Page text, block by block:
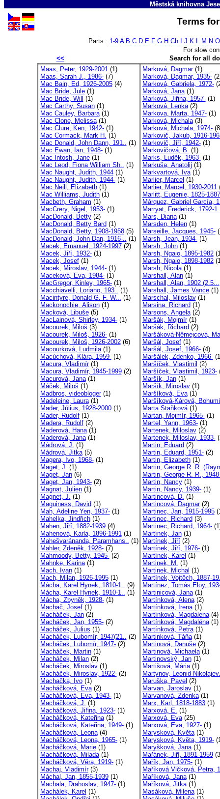
Městská knihovna
Terms
Parts : 1-9 A B C D E F G H Ch J K L M N O
For slow
<<
Search for all
Maas, Peter, 1929-2001(1)
Maas, Sarah J., 1986-(7)
Mac Bain, Ed, 1926-2005(4)
Mac Bride, Jule(1)
Mac Bride, Will
(1)
Mac Carthy, Susan(1)
Mac Cauley, Barbara(1)
Mac Clone, Melissa(1)
Mac Clure, Ken, 1942-(1)
Mac Cormack, Mark H. (1)
Mac Donald, John Dann, 191.. (1)
Mac Ewan, Ian, 1948-(1)
Mac Intosh, Jane(1)
Mac Leod, Fiona William Sh.. (1)
Mac Naught, Judith, 1944(1)
Mac Naught, Judith, 1944-(1)
Mac Neill, Elizabeth(1)
Mac Williams, Judith(1)
Macbeth, Graham (1)
MacCrery, Nigel, 1953-(1)
MacDonald, Betty(2)
MacDonald, Betty Bard (1)
MacDonald, Betty, 1908-1958(5)
MacDonald, John Dan, 1916-.. (1)
Macek, Emanuel, 1924-1997(2)
Macek, Jiří, 1932-(1)
Macek, Josef(1)
Macek, Miroslav, 1944-(1)
Maceková, Eva, 1984-(1)
MacGregor, Kinley, 1965-(1)
Macchiavelli, Loriano, 193.. (1)
Macintyre, Donald G. F. W... (1)
Mackonochie, Alison(1)
Macková, Libuše(5)
MacLainová, Shirley, 1934-(1)
Macourek, Miloš (3)
Macourek, Miloš, 1926-(1)
Macourek, Miloš, 1926-2002(6)
Macourková, Ludmila(1)
Macúchová, Klára, 1959-(1)
Macura, Vladimír(1)
Macura, Vladimír, 1945-1999(2)
Macurová, Jana(1)
Máček, Miloš (1)
Madbros, videobloger(1)
Madeleine, Laura(1)
Mader, Július, 1928-2000(1)
Mader, Rudolf(1)
Madera, Rudolf(2)
Maderová, Hana(1)
Maderová, Jana(1)
Mádrová, J. (1)
Mádrová, Jitka(5)
Magera, Ivo, 1968-(1)
Maget, J. (1)
Maget, Jan(6)
Maget, Jan, 1943-(2)
Magnat, Julien(1)
Magnet, J. (1)
Maguiness, David (1)
Mah, Adeline Yen, 1937-(1)
Mahelka, Jindřich(1)
Mahen, Jiří, 1882-1939(4)
Mahenová, Karla, 1896-1991(1)
Mahešvaránanda, Paramhans.. (1)
Mahler, Zdeněk, 1928-(7)
Mahmoody, Betty, 1945-(2)
Mahnke, Karina(1)
Mach, Ivan(1)
Mach, Milan, 1926-1995(1)
Mácha, Karel Hynek, 1810-1.. (9)
Mácha, Karel Hynek, 1910-1.. (1)
Mácha, Zbyněk, 1928-(1)
Machač, Josef(1)
Macháček, Jan(2)
Macháček, Jan, 1955-(2)
Macháček, Julius (1)
Macháček, Lubomír, 1947(21.. (2)
Macháček, Lubomír, 1947-(2)
Macháček, Martin(1)
Macháček, Milan(2)
Macháček, Miroslav(1)
Macháček, Miroslav, 1922-(2)
Machačka, Ivo(1)
Macháčková, Eva(2)
Macháčková, Eva, 1943-(1)
Macháčková, J. (1)
Macháčková, Jiřina, 1923-(1)
Macháčková, Kateřina(1)
Macháčková, Kateřina, 1949-(1)
Macháčková, Leona(4)
Macháčková, Leona, 1965-(1)
Macháčková, Marie(1)
Macháčková, Milada(1)
Macháčková, Věra, 1919-(1)
Machaj, Vladimír(3)
Máchal, Jan, 1855-1939(1)
Machala, Drahoslav, 1947-(1)
Machálek, Karel (1)
Marková, Dagmar(1)
Marková, Dagmar, 1935-
Marková, Gabriela, 1972-
Marková, Jana(1)
Marková, Jiřina, 1957-(1)
Marková, Lenka(2)
Markova, Marta, 1947-(1)
Marková, Michala(3)
Marková, Michala, 1974-
Markovič, Jakub, 1916-
Markovič, Jiří, 1942-(1)
Markovičová, B. (1)
Marks, Luděk, 1963-(1)
Markuša, Anatolij (1)
Markvartová, Iva(1)
Marlier, Marcel (1)
Marlier, Marcel, 1930-2011
Marlitt, Eugenie, 1825-1887
Márquez, Gabriel García,
Marryat, Frederick, 1792-
Mars, Diana(1)
Marsden, Helen(1)
Marseille, Jacques, 1945-
Marsh, Jean, 1934-(1)
Marsh, John(1)
Marsh, Ngaio, 1895-1982
Marsh, Ngaio, 1898-1982
Marsh, Nicola(1)
Marshall, Alan(1)
Marshall, Alan, 1902 (2.5...
Marshall, James Vance(1)
Marschal, Miloslav(1)
Marsina, Richard (1)
Marsons, Angela(2)
Maršák, Mojmír(1)
Maršák, Richard (2)
Maršáková-Němejcová,
Maršál, Josef(1)
Maršál, Josef, 1966-(4)
Maršálek, Zdenko, 1966-
Maršíček, Vlastimil (2)
Maršíček, Vlastimil, 1923-
Maršík, Jan(1)
Maršík, Miroslav(1)
Maršíková, Eva(1)
Maršíková-Kárová,
Marta Staňková(1)
Martan, Mojmír, 1965-(1)
Martel, Yann, 1963-(1)
Martenek, Miloslav(2)
Martenek, Miloslav, 1933-
Martin, Eduard (2)
Martin, Eduard, 1951-(2)
Martin, Elizabeth(1)
Martin, George R. R.
Martin, George R. R.,
Martin, Nancy(1)
Martin, Nancy, 1939-(1)
Martincová, D. (1)
Martincová, Dagmar(2)
Martinec, Jan, 1915-1995
Martinec, Richard (3)
Martinec, Richard, 1964-
Martínek, Jan(1)
Martínek, Jiří(2)
Martínek, Jiří, 1976-(1)
Martínek, Karel (1)
Martinek, M. (1)
Martinek, Michal (1)
Martínek, Vojtěch, 1887-
Martínez, Tomás Eloy,
Martinicová, Jana(1)
Martínková, Alena(2)
Martínková, Irena(1)
Martínková, Magdalena(4)
Martínková, Magdaléna(1)
Martínková, Petra(1)
Martinková, Táňa(1)
Martinová, Danuše(2)
Martinová, Michaela(1)
Martinovský, Jan(1)
Martišová, Mária(1)
Martynov, Leonid
Maruška, Pavel (2)
Marvan, Jaroslav(1)
Marvanová, Zdenka(1)
Marx, Karl, 1818-1883(1)
Marxová, E. (1)
Marxová, Eva(25)
Marxová, Eva, 1927-(1)
Marysková, Květa(1)
Marysková, Květa, 1919-
Maryšková, Jana(1)
Mařánek, Jiří, 1891-1959
Mařík, Jan, 1975-(1)
Maříková Vlčková, Petra,
Maříková, Jana(1)
Maříková, Jitka(1)
Masáková, Milena(1)